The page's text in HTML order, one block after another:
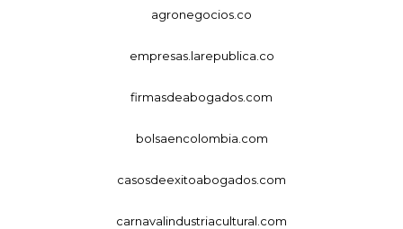
agronegocios.co
empresas.larepublica.co
firmasdeabogados.com
bolsaencolombia.com
casosdeexitoabogados.com
carnavalindustriacultural.com